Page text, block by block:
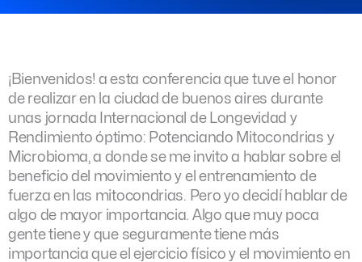
¡Bienvenidos! a esta conferencia que tuve el honor
de realizar en la ciudad de buenos aires durante
unas jornada Internacional de Longevidad y
Rendimiento óptimo: Potenciando Mitocondrias y
Microbioma, a donde se me invito a hablar sobre el
beneficio del movimiento y el entrenamiento de
fuerza en las mitocondrias. Pero yo decidí hablar de
algo de mayor importancia. Algo que muy poca
gente tiene y que seguramente tiene más
importancia que el ejercicio físico y el movimiento en